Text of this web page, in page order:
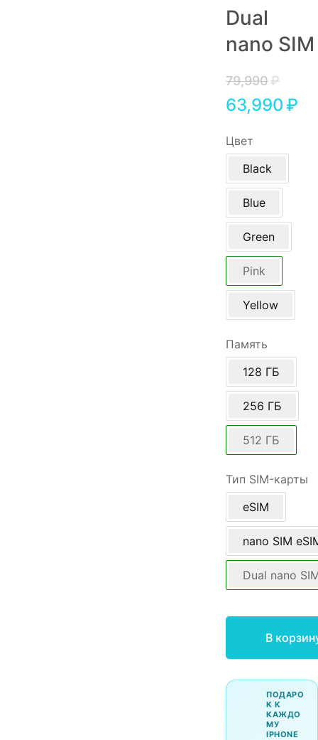
Dual
nano SIM
79,990₽
63,990₽
Цвет
Black
Blue
Green
Pink
Yellow
Память
128 ГБ
256 ГБ
512 ГБ
Тип SIM-карты
eSIM
nano SIM
Dual nano
В
ПОДАРО
К К
КАЖДО
МУ
IPHONE